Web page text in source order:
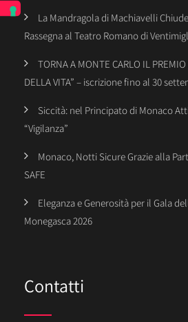
La Mandragola di Machiavelli
Rassegna al Teatro Romano di
TORNA A MONTE CARLO IL
DELLA VITA” – iscrizione fino al 30
Siccità: nel Principato di Monaco
“Vigilanza”
Monaco, Notti Sicure Grazie alla
SAFE
Eleganza e Generosità per il Gala
Monegasca 2026
Contatti